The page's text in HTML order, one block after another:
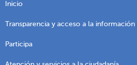
Inicio
Transparencia y acceso a la
Participa